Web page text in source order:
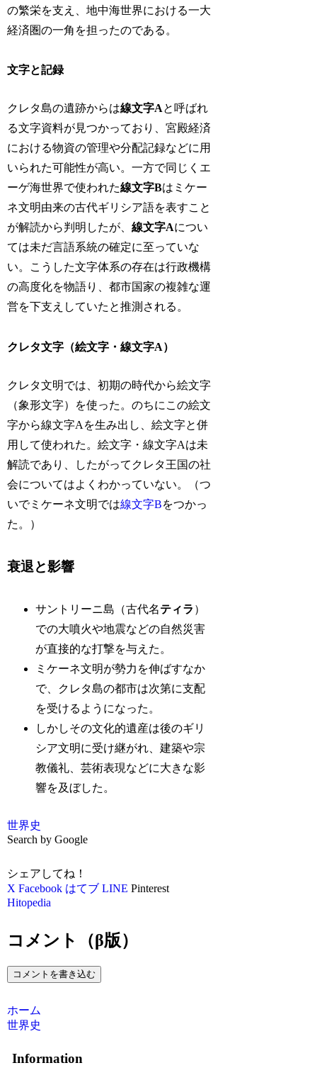
の繁栄を支え、地中海世界における一大
経済圏の一角を担ったのである。
文字と記録
クレタ島の遺跡からは線文字Aと呼ばれ
る文字資料が見つかっており、宮殿経済
における物資の管理や分配記録などに用
いられた可能性が高い。一方で同じくエ
ーゲ海世界で使われた線文字Bはミケー
ネ文明由来の古代ギリシア語を表すこと
が解読から判明したが、線文字Aについ
ては未だ言語系統の確定に至っていな
い。こうした文字体系の存在は行政機構
の高度化を物語り、都市国家の複雑な運
営を下支えしていたと推測される。
クレタ文字（絵文字・線文字A）
クレタ文明では、初期の時代から絵文字
（象形文字）を使った。のちにこの絵文
字から線文字Aを生み出し、絵文字と併
用して使われた。絵文字・線文字Aは未
解読であり、したがってクレタ王国の社
会についてはよくわかっていない。（つ
いでミケーネ文明では線文字Bをつかっ
た。）
衰退と影響
サントリーニ島（古代名ティラ ）
での大噴火や地震などの自然災害
が直接的な打撃を与えた。
ミケーネ文明が勢力を伸ばすなか
で、クレタ島の都市は次第に支配
を受けるようになった。
しかしその文化的遺産は後のギリ
シア文明に受け継がれ、建築や宗
教儀礼、芸術表現などに大きな影
響を及ぼした。
世界史
Search by Google
シェアしてね！
X Facebook はてブ LINE Pinterest
Hitopedia
コメント（β版）
コメントを書き込む
ホーム
世界史
Information